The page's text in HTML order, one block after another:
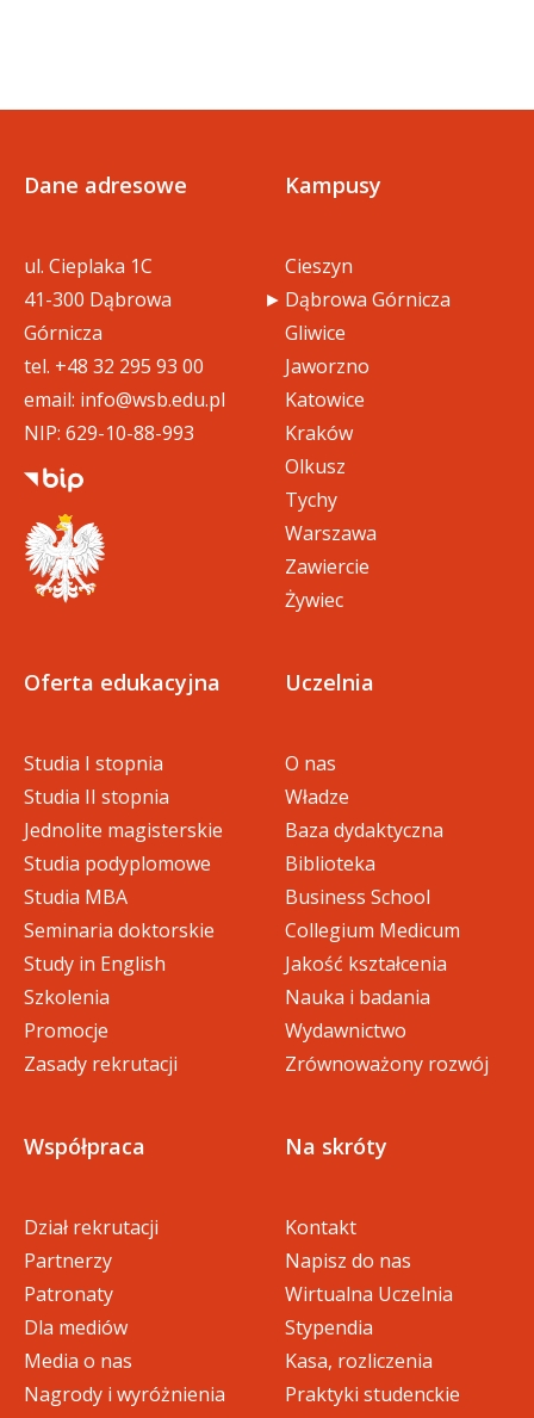
Dane adresowe
ul. Cieplaka 1C
41-300 Dąbrowa
Górnicza
tel. +48 32 295 93 00
email: info@wsb.edu.pl
NIP: 629-10-88-993
Kampusy
Cieszyn
Dąbrowa Górnicza
Gliwice
Jaworzno
Katowice
Kraków
Olkusz
Tychy
Warszawa
Zawiercie
Żywiec
Oferta edukacyjna
Studia I stopnia
Studia II stopnia
Jednolite magisterskie
Studia podyplomowe
Studia MBA
Seminaria doktorskie
Study in English
Szkolenia
Promocje
Zasady rekrutacji
Uczelnia
O nas
Władze
Baza dydaktyczna
Biblioteka
Business School
Collegium Medicum
Jakość kształcenia
Nauka i badania
Wydawnictwo
Zrównoważony rozwój
Współpraca
Dział rekrutacji
Partnerzy
Patronaty
Dla mediów
Media o nas
Nagrody i wyróżnienia
Na skróty
Kontakt
Napisz do nas
Wirtualna Uczelnia
Stypendia
Kasa, rozliczenia
Praktyki studenckie